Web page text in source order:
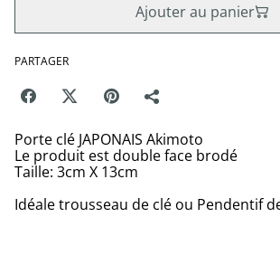
Ajouter au panier
PARTAGER
Porte clé JAPONAIS Akimoto
Le produit est double face brodé
Taille: 3cm X 13cm
Idéale trousseau de clé ou Pendentif